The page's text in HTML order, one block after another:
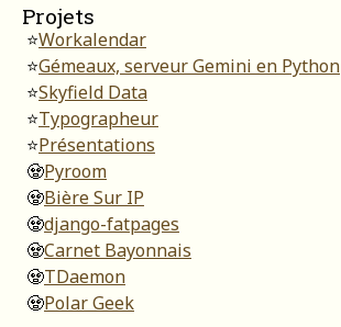
Projets
⭐Workalendar
⭐Gémeaux, serveur Gemini en Python
⭐Skyfield Data
⭐Typographeur
⭐Présentations
🧟Pyroom
🧟Bière Sur IP
🧟django-fatpages
🧟Carnet Bayonnais
🧟TDaemon
🧟Polar Geek